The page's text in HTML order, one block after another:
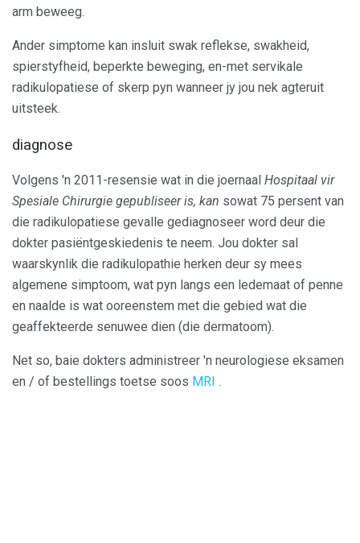
arm beweeg.
Ander simptome kan insluit swak reflekse, swakheid,
spierstyfheid, beperkte beweging, en-met servikale
radikulopatiese of skerp pyn wanneer jy jou nek agteruit
uitsteek.
diagnose
Volgens 'n 2011-resensie wat in die joernaal Hospitaal vir
Spesiale Chirurgie gepubliseer is, kan sowat 75 persent van
die radikulopatiese gevalle gediagnoseer word deur die
dokter pasiëntgeskiedenis te neem. Jou dokter sal
waarskynlik die radikulopathie herken deur sy mees
algemene simptoom, wat pyn langs een ledemaat of penne
en naalde is wat ooreenstem met die gebied wat die
geaffekteerde senuwee dien (die dermatoom).
Net so, baie dokters administreer 'n neurologiese eksamen
en / of bestellings toetse soos MRI .